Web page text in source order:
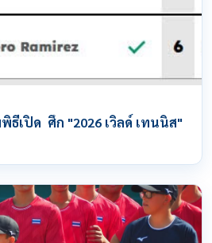
ธีเปิด ศึก "2026 เวิลด์ เทนนิส"